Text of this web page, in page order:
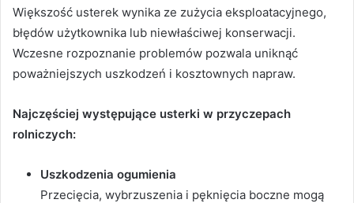
Większość usterek wynika ze zużycia eksploatacyjnego,
błędów użytkownika lub niewłaściwej konserwacji.
Wczesne rozpoznanie problemów pozwala uniknąć
poważniejszych uszkodzeń i kosztownych napraw.
Najczęściej występujące usterki w przyczepach
rolniczych:
Uszkodzenia ogumienia
Przecięcia, wybrzuszenia i pęknięcia boczne mogą